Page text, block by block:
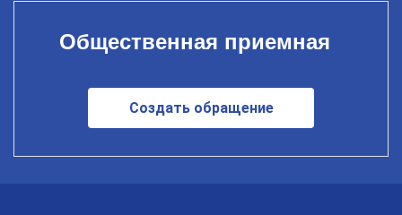
Общественная приемная
Создать обращение